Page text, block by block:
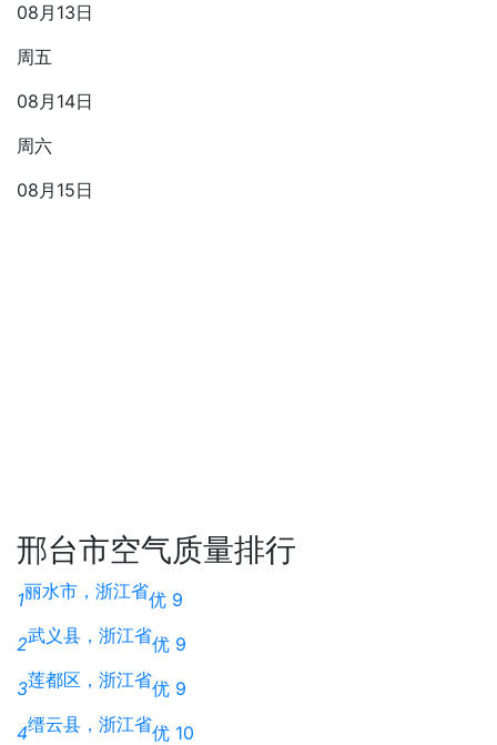
08月13日
周五
08月14日
周六
08月15日
邢台市空气质量排行
1丽水市，浙江省优 9
2武义县，浙江省优 9
3莲都区，浙江省优 9
4缙云县，浙江省优 10